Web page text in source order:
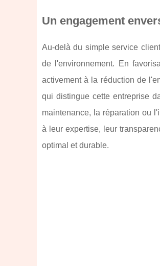
Un engagement
Au-delà du simple service
de l'environnement. En
activement à la réduction de
qui distingue cette entreprise
maintenance, la réparation ou
à leur expertise, leur
optimal et durable.